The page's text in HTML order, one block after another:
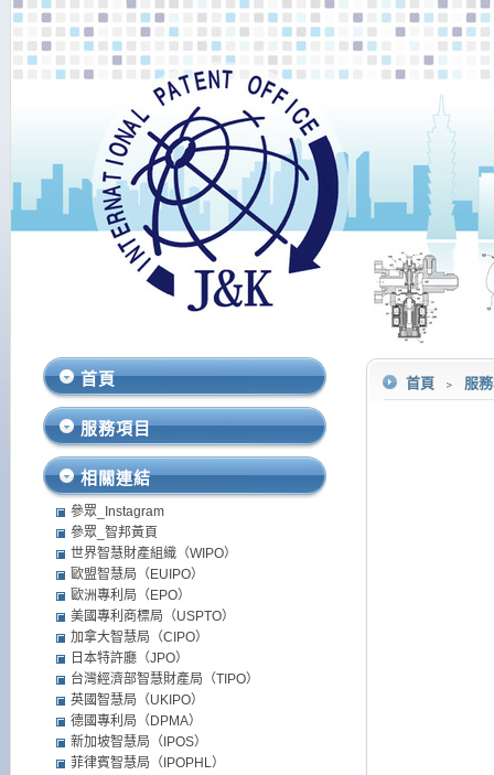
首頁 ﹥ 服
首頁
服務項目
相關連結
參眾_Instagram
參眾_智邦黃頁
世界智慧財產組織（WIPO）
歐盟智慧局（EUIPO）
歐洲專利局（EPO）
美國專利商標局（USPTO）
加拿大智慧局（CIPO）
日本特許廳（JPO）
台灣經濟部智慧財產局（TIPO）
英國智慧局（UKIPO）
德國專利局（DPMA）
新加坡智慧局（IPOS）
菲律賓智慧局（IPOPHL）